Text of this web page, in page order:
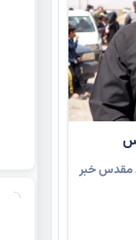
به مشهد مقدس خبر